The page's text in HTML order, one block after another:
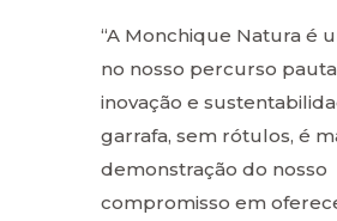
“A Monchique Natura é
no nosso percurso
inovação e
garrafa, sem rótulos, é
demonstração do nosso
compromisso em